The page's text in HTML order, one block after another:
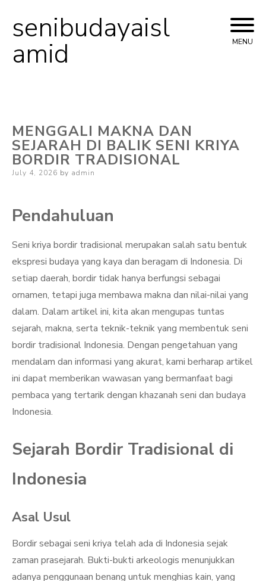
Skip
to
senibudayaisl
amid MENU
MENGGALI MAKNA DAN
SEJARAH DI BALIK SENI KRIYA
BORDIR TRADISIONAL
Posted
July 4, 2026 by admin
Pendahuluan
Seni kriya bordir tradisional merupakan salah satu bentuk
ekspresi budaya yang kaya dan beragam di Indonesia. Di
setiap daerah, bordir tidak hanya berfungsi sebagai
ornamen, tetapi juga membawa makna dan nilai-nilai yang
dalam. Dalam artikel ini, kita akan mengupas tuntas
sejarah, makna, serta teknik-teknik yang membentuk seni
bordir tradisional Indonesia. Dengan pengetahuan yang
mendalam dan informasi yang akurat, kami berharap artikel
ini dapat memberikan wawasan yang bermanfaat bagi
pembaca yang tertarik dengan khazanah seni dan budaya
Indonesia.
Sejarah Bordir Tradisional di
Indonesia
Asal Usul
Bordir sebagai seni kriya telah ada di Indonesia sejak
zaman prasejarah. Bukti-bukti arkeologis menunjukkan
adanya penggunaan benang untuk menghias kain, yang